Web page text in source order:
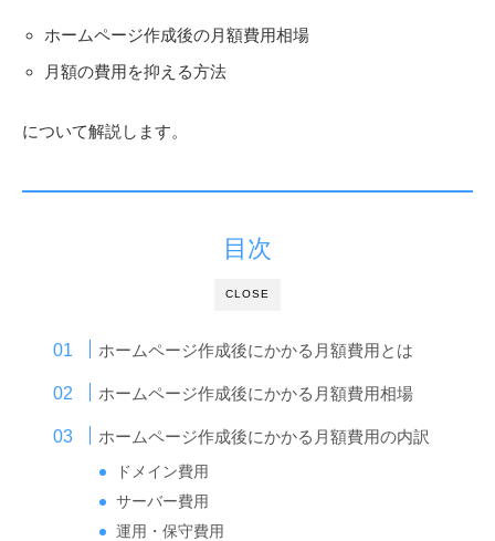
ホームページ作成後の月額費用相場
月額の費用を抑える方法
について解説します。
CLOSE
目次
ホームページ作成後にかかる月額費用とは
ホームページ作成後にかかる月額費用相場
ホームページ作成後にかかる月額費用の内訳
ドメイン費用
サーバー費用
運用・保守費用